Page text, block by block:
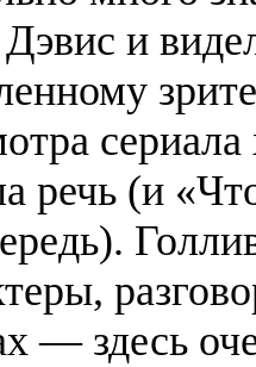
и
речь (и
— здесь